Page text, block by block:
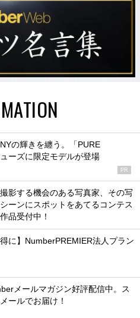
の輝きを纏う。「PURE
ーズに限定モデルが登場
PR
影する機会のある写真家、その写
ーンにスポットをあてるコンテス
品受付中！
得に】NumberPREMIER法人プラン
メールマガジン好評配信中。ス
ールでお届け！